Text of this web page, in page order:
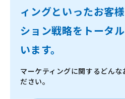
ィングといったお客
ション戦略をトータ
います。
マーケティングに関するどんな
ださい。